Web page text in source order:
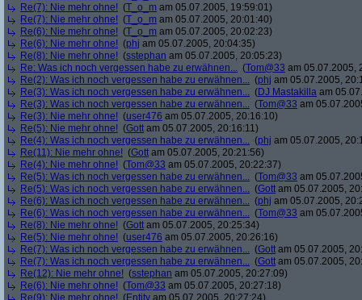
Re(7): Nie mehr ohne! (T_o_m am 05.07.2005, 19:59:01)
Re(7): Nie mehr ohne! (T_o_m am 05.07.2005, 20:01:40)
Re(6): Nie mehr ohne! (T_o_m am 05.07.2005, 20:02:23)
Re(6): Nie mehr ohne! (phj am 05.07.2005, 20:04:35)
Re(8): Nie mehr ohne! (sstephan am 05.07.2005, 20:05:23)
Re: Was ich noch vergessen habe zu erwähnen... (Tom@33 am 05.07.2005,
Re(2): Was ich noch vergessen habe zu erwähnen... (phj am 05.07.2005,
Re(3): Was ich noch vergessen habe zu erwähnen... (DJ Mastakilla am
Re(3): Was ich noch vergessen habe zu erwähnen... (Tom@33 am
Re(3): Nie mehr ohne! (user476 am 05.07.2005, 20:16:10)
Re(5): Nie mehr ohne! (Gott am 05.07.2005, 20:16:11)
Re(4): Was ich noch vergessen habe zu erwähnen... (phj am 05.07.2005,
Re(11): Nie mehr ohne! (Gott am 05.07.2005, 20:21:56)
Re(4): Nie mehr ohne! (Tom@33 am 05.07.2005, 20:22:37)
Re(5): Was ich noch vergessen habe zu erwähnen... (Tom@33 am
Re(5): Was ich noch vergessen habe zu erwähnen... (Gott am 05.07.2005,
Re(6): Was ich noch vergessen habe zu erwähnen... (phj am 05.07.2005,
Re(6): Was ich noch vergessen habe zu erwähnen... (Tom@33 am
Re(8): Nie mehr ohne! (Gott am 05.07.2005, 20:25:34)
Re(5): Nie mehr ohne! (user476 am 05.07.2005, 20:26:16)
Re(7): Was ich noch vergessen habe zu erwähnen... (Gott am 05.07.2005,
Re(7): Was ich noch vergessen habe zu erwähnen... (Gott am 05.07.2005,
Re(12): Nie mehr ohne! (sstephan am 05.07.2005, 20:27:09)
Re(6): Nie mehr ohne! (Tom@33 am 05.07.2005, 20:27:18)
Re(9): Nie mehr ohne! (Entity am 05.07.2005, 20:27:24)